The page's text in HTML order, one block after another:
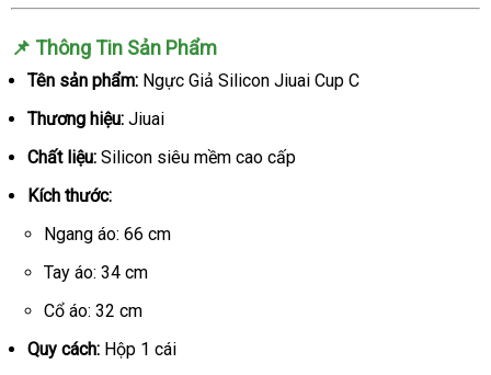
📌 Thông Tin Sản Phẩm
Tên sản phẩm: Ngực Giả Silicon Jiuai Cup C
Thương hiệu: Jiuai
Chất liệu: Silicon siêu mềm cao cấp
Kích thước:
Ngang áo: 66 cm
Tay áo: 34 cm
Cổ áo: 32 cm
Quy cách: Hộp 1 cái